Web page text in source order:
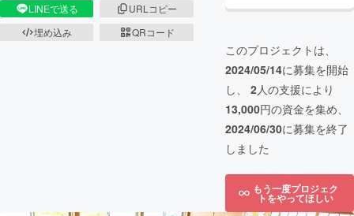
LINEで送る
URLコピー
埋め込み
QRコード
このプロジェクトは、
2024/05/14に募集を開始
し、 2人の支援により
13,000円の資金を集め、
2024/06/30に募集を終了
しました
もう一度プロジェク
トをやってほしい